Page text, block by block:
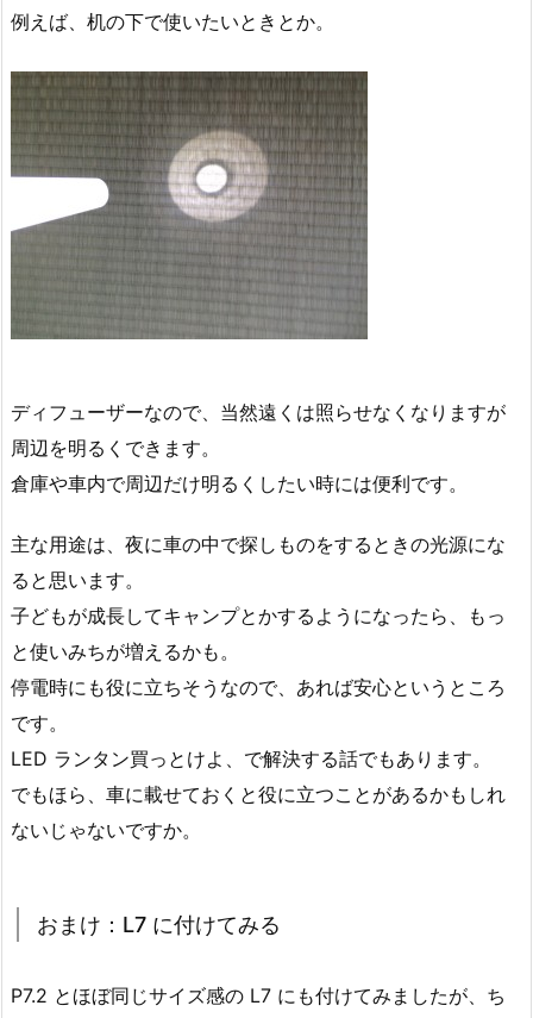
例えば、机の下で使いたいときとか。
ディフューザーなので、当然遠くは照らせなくなりますが
周辺を明るくできます。
倉庫や車内で周辺だけ明るくしたい時には便利です。
主な用途は、夜に車の中で探しものをするときの光源にな
ると思います。
子どもが成長してキャンプとかするようになったら、もっ
と使いみちが増えるかも。
停電時にも役に立ちそうなので、あれば安心というところ
です。
LED ランタン買っとけよ、で解決する話でもあります。
でもほら、車に載せておくと役に立つことがあるかもしれ
ないじゃないですか。
おまけ：L7 に付けてみる
P7.2 とほぼ同じサイズ感の L7 にも付けてみましたが、ち